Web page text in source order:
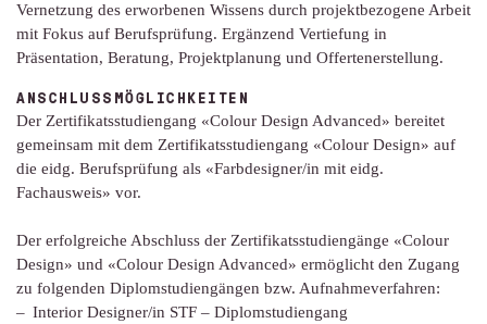
Vernetzung des erworbenen Wissens durch projektbezogene Arbeit
mit Fokus auf Berufsprüfung. Ergänzend Vertiefung in
Präsentation, Beratung, Projektplanung und Offertenerstellung.
ANSCHLUSSMÖGLICHKEITEN
Der Zertifikatsstudiengang «Colour Design Advanced» bereitet
gemeinsam mit dem Zertifikatsstudiengang «Colour Design» auf
die eidg. Berufsprüfung als «Farbdesigner/in mit eidg.
Fachausweis» vor.
Der erfolgreiche Abschluss der Zertifikatsstudiengänge «Colour
Design» und «Colour Design Advanced» ermöglicht den Zugang
zu folgenden Diplomstudiengängen bzw. Aufnahmeverfahren:
Interior Designer/in STF – Diplomstudiengang